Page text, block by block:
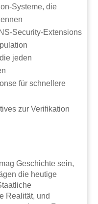
Systeme, die
Security-Extensions
jeden
für schnellere
zur Verifikation
Geschichte sein,
die heutige
Realität, und